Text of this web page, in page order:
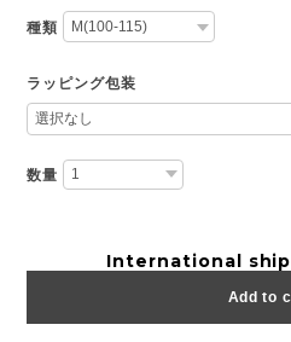
種類
ラッピング包装
数量
International
Add to